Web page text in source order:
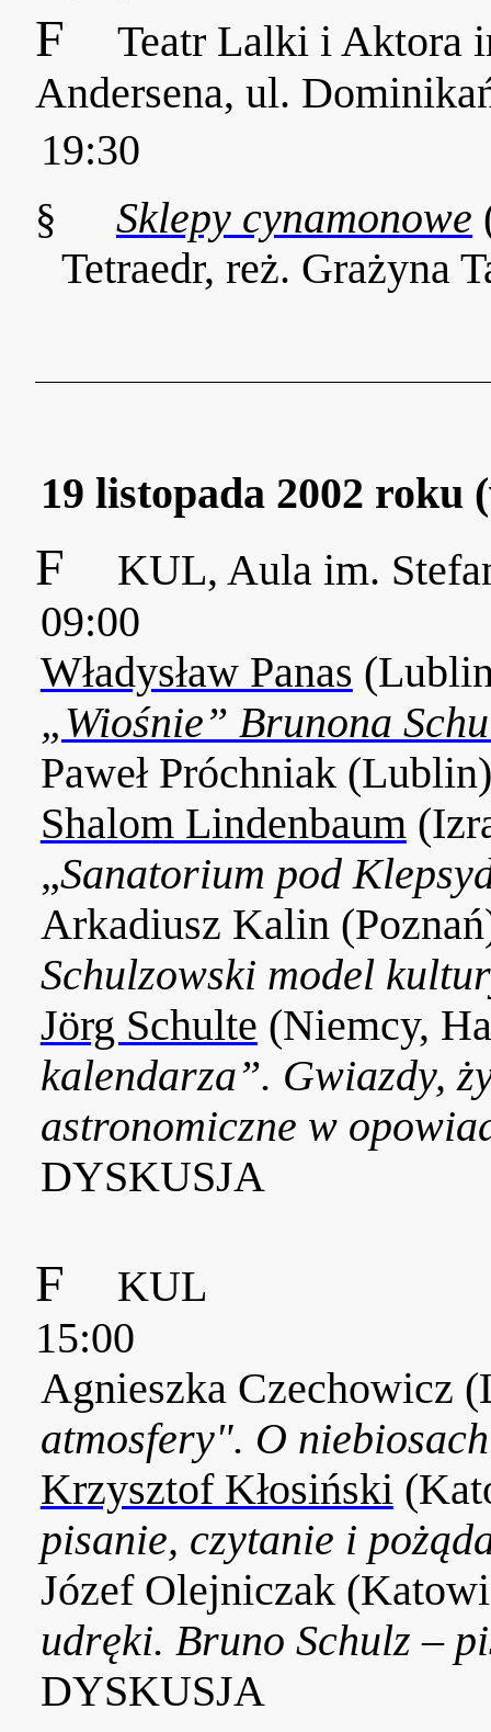
F
Teatr Lalki i Aktora
Andersena, ul.
19:30
§ Sklepy cynamonowe
Tetraedr, reż. Grażyna
19 listopada 2002 roku
F
KUL, Aula im.
09:00
Władysław Panas
„Wiośnie” Brunona
Paweł Próchniak
Shalom Lindenbaum
„Sanatorium pod
Arkadiusz Kalin
Schulzowski model
Jörg Schulte (Niemcy,
kalendarza”. Gwiazdy,
astronomiczne w
DYSKUSJA
F
KUL
15:00
Agnieszka Czechowicz
atmosfery". O
Krzysztof Kłosiński
pisanie, czytanie i
Józef Olejniczak
udręki. Bruno Schulz –
DYSKUSJA